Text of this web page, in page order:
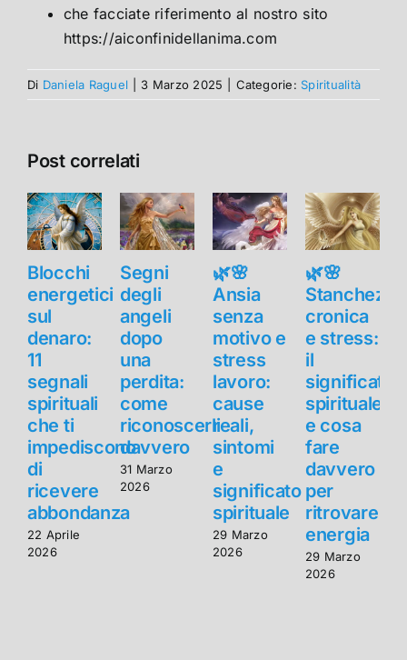
che facciate riferimento al nostro sito
https://aiconfinidellanima.com
Di Daniela Raguel 3 Marzo 2025 Categorie: Spiritualità
Post correlati
Blocchi
energetici
sul
denaro:
11
segnali
spirituali
che ti
impediscono
di
ricevere
abbondanza
22 Aprile
2026
Segni
degli
angeli
dopo
una
perdita:
come
riconoscerli
davvero
31 Marzo
2026
🌿🌸
Ansia
senza
motivo e
stress
lavoro:
cause
reali,
sintomi
e
significato
spirituale
29 Marzo
2026
🌿🌸
Stanchezza
cronica
e stress:
il
significato
spirituale
e cosa
fare
davvero
per
ritrovare
energia
29 Marzo
2026